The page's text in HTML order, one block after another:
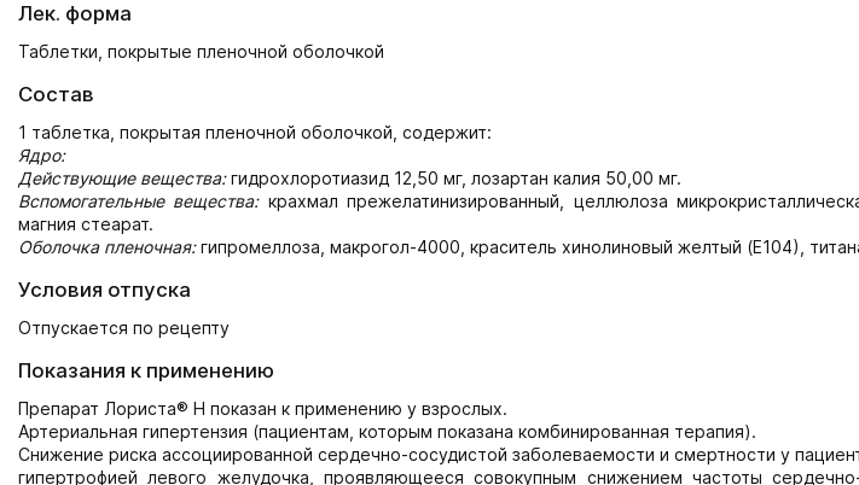
Лек. форма
Таблетки, покрытые пленочной оболочкой
Состав
1 таблетка, покрытая пленочной оболочкой, содержит:
Ядро:
Действующие вещества:гидрохлоротиазид 12,50 мг, лозартан калия 50,00 мг.
Вспомогательные вещества:крахмал прежелатинизированный, целлюлоза
магния стеарат.
Оболочка пленочная:гипромеллоза, макрогол-4000, краситель хинолиновый желтый (Е104),
Условия отпуска
Отпускается по рецепту
Показания к применению
Препарат Лориста® Н показан к применению у взрослых.
Артериальная гипертензия (пациентам, которым показана комбинированная терапия).
Снижение риска ассоциированной сердечно-сосудистой заболеваемости и смертности у
гипертрофией левого желудочка, проявляющееся совокупным снижением частоты